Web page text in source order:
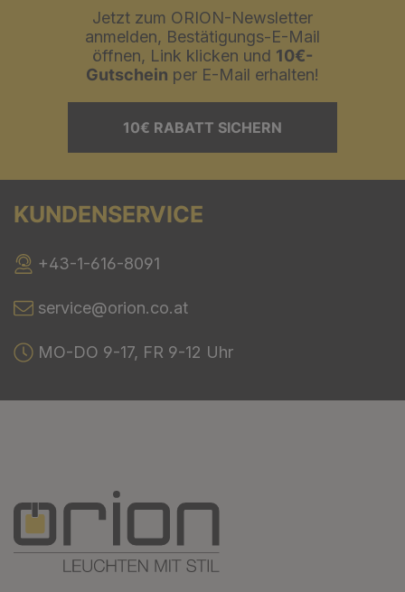
Jetzt zum ORION-Newsletter
anmelden, Bestätigungs-E-Mail
öffnen, Link klicken und 10€-
Gutschein per E-Mail erhalten!
10€ RABATT SICHERN
KUNDENSERVICE
+43-1-616-8091
service@orion.co.at
MO-DO 9-17, FR 9-12 Uhr